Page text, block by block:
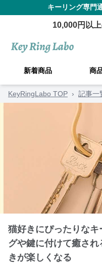
キーリング専門
10,000円以
新着商品 商
KeyRingLabo TOP › 記事一
猫好きにぴったりな
グや鍵に付けて癒さ
きが楽しくなる